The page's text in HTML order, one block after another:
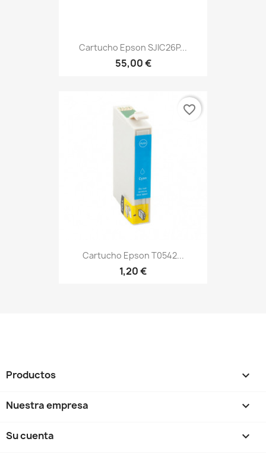
Cartucho Epson SJIC26P...
55,00 €
Cartucho Epson T0542...
1,20 €
favorite_border
Productos 
Nuestra empresa 
Su cuenta 